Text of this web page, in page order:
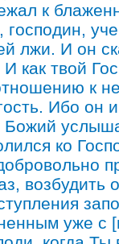
к
господин,
лжи. И он
И как твой
к
Ибо он
ко
возбудить
уже с